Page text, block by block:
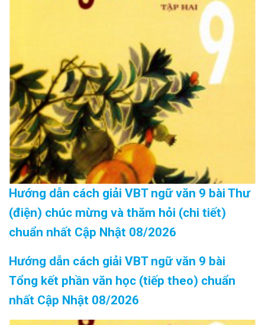
Hướng dẫn cách giải VBT ngữ văn 9 bài Thư
(điện) chúc mừng và thăm hỏi (chi tiết)
chuẩn nhất Cập Nhật 08/2026
Hướng dẫn cách giải VBT ngữ văn 9 bài
Tổng kết phần văn học (tiếp theo) chuẩn
nhất Cập Nhật 08/2026